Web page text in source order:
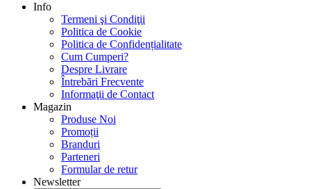
Info
Termeni şi Condiţii
Politica de Cookie
Politica de Confidențialitate
Cum Cumperi?
Despre Livrare
Întrebări Frecvente
Informaţii de Contact
Magazin
Produse Noi
Promoții
Branduri
Parteneri
Formular de retur
Newsletter